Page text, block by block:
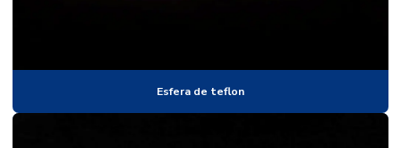
Esfera de teflon